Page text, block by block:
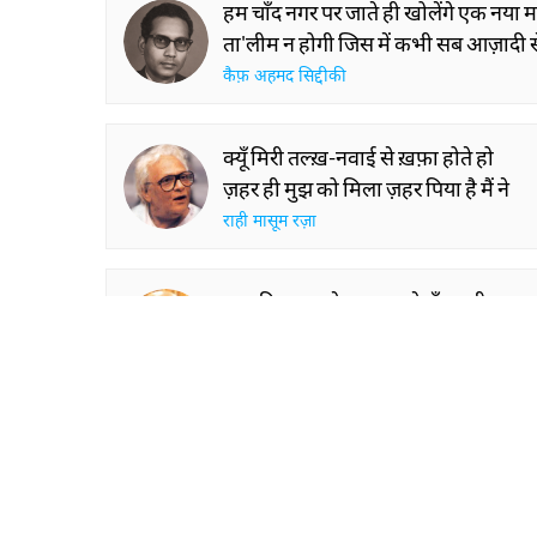
हम चाँद नगर पर जाते ही खोलेंगे एक नया
ता'लीम न होगी जिस में कभी सब आज़ादी
कैफ़ अहमद सिद्दीकी
क्यूँ मिरी तल्ख़-नवाई से ख़फ़ा होते हो
ज़हर ही मुझ को मिला ज़हर पिया है मैं ने
राही मासूम रज़ा
उस की आमद के तसव्वुर से सँभलती आवाज़